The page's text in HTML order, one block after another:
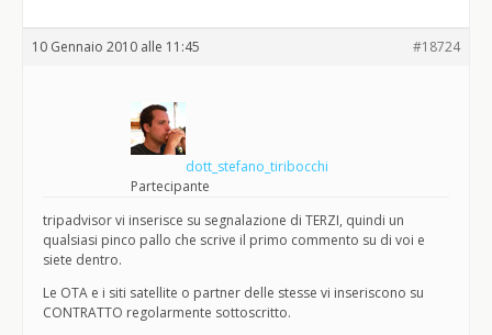
10 Gennaio 2010 alle 11:45 #18724
dott_stefano_tiribocchi
Partecipante
tripadvisor vi inserisce su segnalazione di TERZI, quindi un
qualsiasi pinco pallo che scrive il primo commento su di voi e
siete dentro.
Le OTA e i siti satellite o partner delle stesse vi inseriscono su
CONTRATTO regolarmente sottoscritto.